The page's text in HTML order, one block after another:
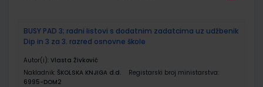
BUSY PAD 3; radni listovi s dodatnim zadatcima uz udžbenik
Dip in 3 za 3. razred osnovne škole
Autor(i): Vlasta Živković
Nakladnik: ŠKOLSKA KNJIGA d.d.
Registarski broj ministarstva:
6995-DOM2